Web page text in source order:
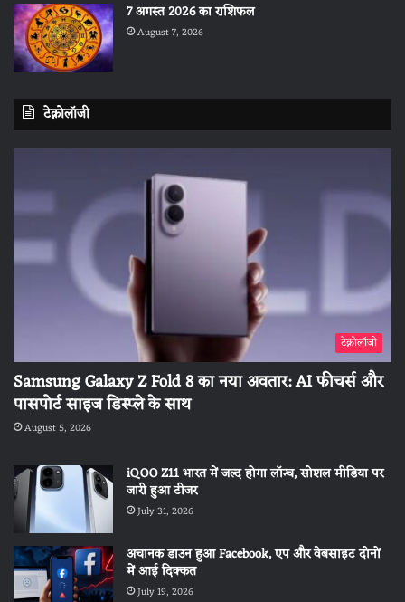
7 अगस्त 2026 का राशिफल
August 7, 2026
टेक्नोलॉजी
टेक्नोलॉजी
Samsung Galaxy Z Fold 8 का नया अवतार: AI फीचर्स और
पासपोर्ट साइज डिस्प्ले के साथ
August 5, 2026
iQOO Z11 भारत में जल्द होगा लॉन्च, सोशल मीडिया पर
जारी हुआ टीजर
July 31, 2026
अचानक डाउन हुआ Facebook, एप और वेबसाइट दोनों
में आई दिक्कत
July 19, 2026